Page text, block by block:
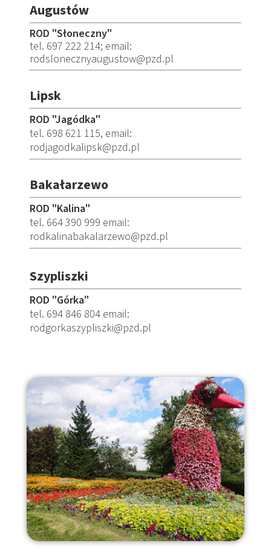
Augustów
ROD "Słoneczny"
tel. 697 222 214; email:
rodslonecznyaugustow@pzd.pl
Lipsk
ROD "Jagódka"
tel. 698 621 115, email:
rodjagodkalipsk@pzd.pl
Bakałarzewo
ROD "Kalina"
tel. 664 390 999 email:
rodkalinabakalarzewo@pzd.pl
Szypliszki
ROD "Górka"
tel. 694 846 804 email:
rodgorkaszypliszki@pzd.pl